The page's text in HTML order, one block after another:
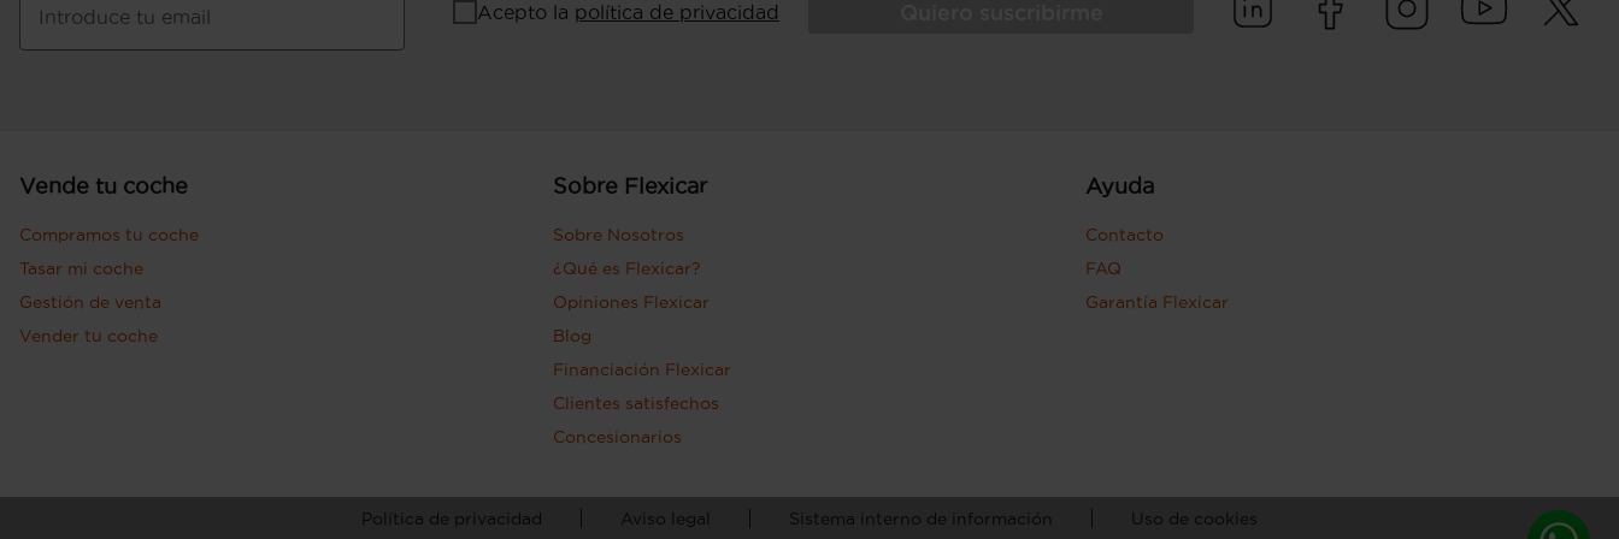
Introduce tu email Acepto la política de privacidad
Vende tu coche
Compramos tu coche
Tasar mi coche
Gestión de venta
Vender tu coche
Sobre Flexicar
Sobre Nosotros
¿Qué es Flexicar?
Opiniones Flexicar
Blog
Financiación Flexicar
Clientes satisfechos
Concesionarios
Ayuda
Contacto
FAQ
Garantía Flexicar
Política de privacidad Aviso legal Sistema interno de información Uso de cookies